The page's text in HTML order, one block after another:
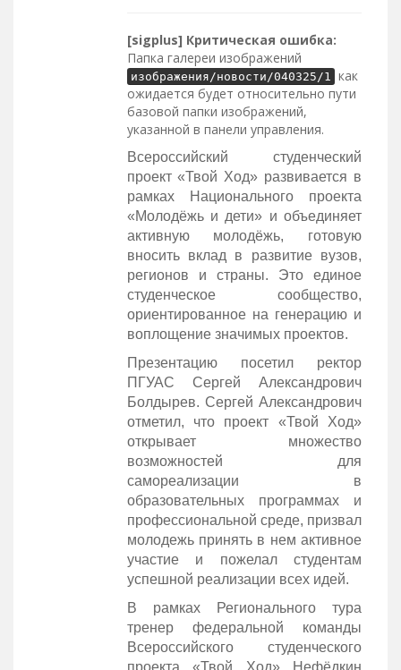
[sigplus] Критическая ошибка:
Папка галереи изображений
изображения/новости/040325/1 как
ожидается будет относительно пути
базовой папки изображений,
указанной в панели управления.
Всероссийский студенческий
проект «Твой Ход» развивается в
рамках Национального проекта
«Молодёжь и дети» и объединяет
активную молодёжь, готовую
вносить вклад в развитие вузов,
регионов и страны. Это единое
студенческое сообщество,
ориентированное на генерацию и
воплощение значимых проектов.
Презентацию посетил ректор
ПГУАС Сергей Александрович
Болдырев. Сергей Александрович
отметил, что проект «Твой Ход»
открывает множество
возможностей для
самореализации в
образовательных программах и
профессиональной среде, призвал
молодежь принять в нем активное
участие и пожелал студентам
успешной реализации всех идей.
В рамках Регионального тура
тренер федеральной команды
Всероссийского студенческого
проекта «Твой Ход» Нефёдкин